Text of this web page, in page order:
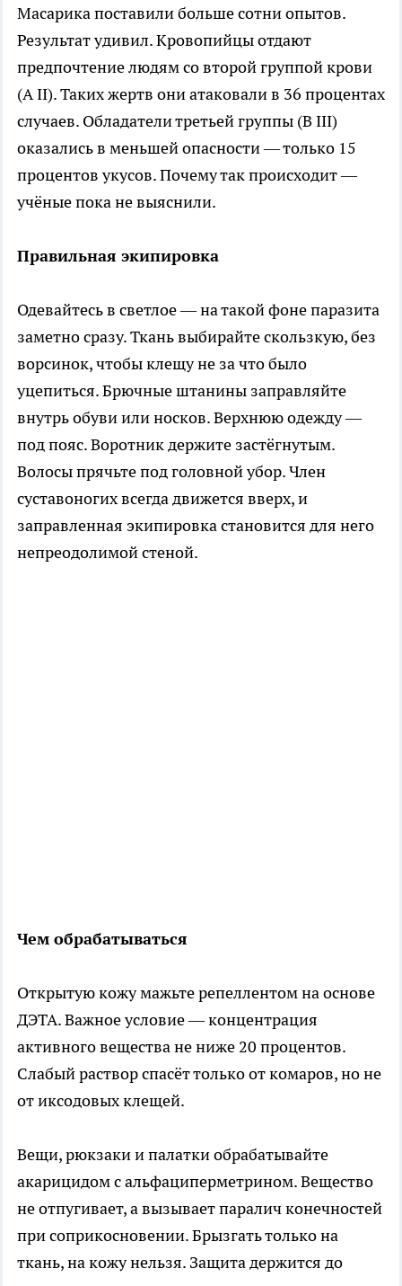
Масарика поставили больше сотни опытов.
Результат удивил. Кровопийцы отдают
предпочтение людям со второй группой крови
(A II). Таких жертв они атаковали в 36 процентах
случаев. Обладатели третьей группы (B III)
оказались в меньшей опасности — только 15
процентов укусов. Почему так происходит —
учёные пока не выяснили.
Правильная экипировка
Одевайтесь в светлое — на такой фоне паразита
заметно сразу. Ткань выбирайте скользкую, без
ворсинок, чтобы клещу не за что было
уцепиться. Брючные штанины заправляйте
внутрь обуви или носков. Верхнюю одежду —
под пояс. Воротник держите застёгнутым.
Волосы прячьте под головной убор. Член
суставоногих всегда движется вверх, и
заправленная экипировка становится для него
непреодолимой стеной.
Чем обрабатываться
Открытую кожу мажьте репеллентом на основе
ДЭТА. Важное условие — концентрация
активного вещества не ниже 20 процентов.
Слабый раствор спасёт только от комаров, но не
от иксодовых клещей.
Вещи, рюкзаки и палатки обрабатывайте
акарицидом с альфациперметрином. Вещество
не отпугивает, а вызывает паралич конечностей
при соприкосновении. Брызгать только на
ткань, на кожу нельзя. Защита держится до